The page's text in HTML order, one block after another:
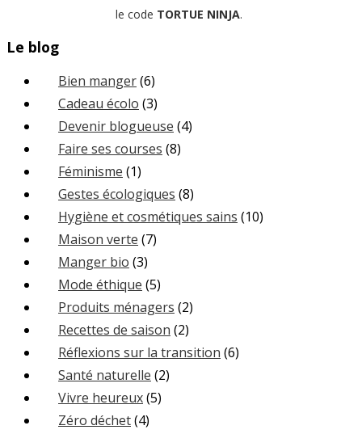
le code TORTUE NINJA.
Le blog
Bien manger(6)
Cadeau écolo (3)
Devenir blogueuse (4)
Faire ses courses (8)
Féminisme (1)
Gestes écologiques (8)
Hygiène et cosmétiques sains (10)
Maison verte (7)
Manger bio (3)
Mode éthique (5)
Produits ménagers (2)
Recettes de saison (2)
Réflexions sur la transition (6)
Santé naturelle (2)
Vivre heureux(5)
Zéro déchet(4)